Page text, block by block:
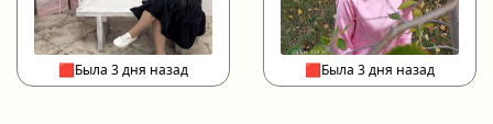
🟥Была 3 дня назад 🟥Была 3 дня назад